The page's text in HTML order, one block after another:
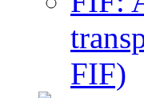
FIF)